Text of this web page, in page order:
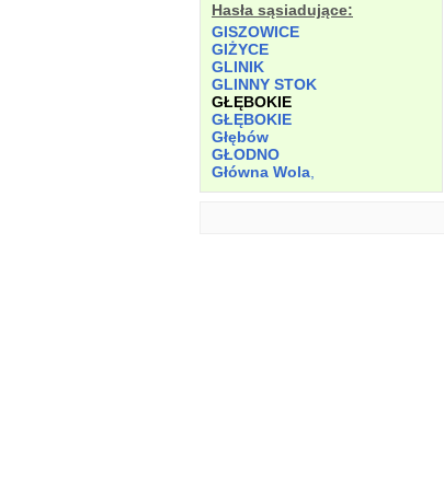
Hasła sąsiadujące:
GISZOWICE
GIŻYCE
GLINIK
GLINNY STOK
GŁĘBOKIE
GŁĘBOKIE
Głębów
GŁODNO
Główna Wola